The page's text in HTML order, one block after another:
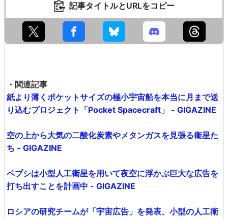
記事タイトルとURLをコピー
・関連記事
紙より薄くポケットサイズの極小宇宙船を本当に月まで送
り込むプロジェクト「Pocket Spacecraft」 - GIGAZINE
空の上から大気の二酸化炭素やメタンガスを見張る衛星た
ち - GIGAZINE
ペプシは小型人工衛星を用いて夜空に浮かぶ巨大な広告を
打ち出すことを計画中 - GIGAZINE
ロシアの研究チームが「宇宙広告」を発表、小型の人工衛